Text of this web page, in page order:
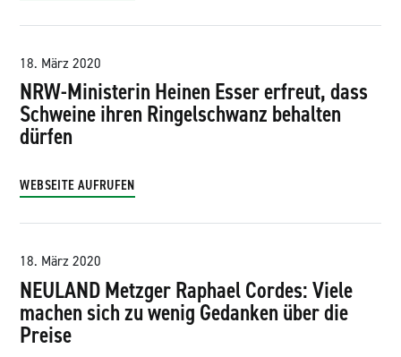
18. März 2020
NRW-Ministerin Heinen Esser erfreut, dass
Schweine ihren Ringelschwanz behalten
dürfen
WEBSEITE AUFRUFEN
18. März 2020
NEULAND Metzger Raphael Cordes: Viele
machen sich zu wenig Gedanken über die
Preise